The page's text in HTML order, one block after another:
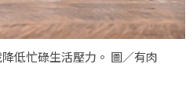
低忙碌生活壓力。 圖／有肉